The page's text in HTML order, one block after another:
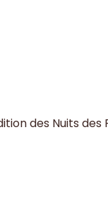
des Nuits des